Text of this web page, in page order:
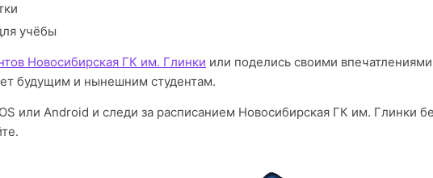
учёбы
Новосибирская ГК им. Глинки или поделись своими впечатлениями
будущим и нынешним студентам.
или Android и следи за расписанием Новосибирская ГК им. Глинки